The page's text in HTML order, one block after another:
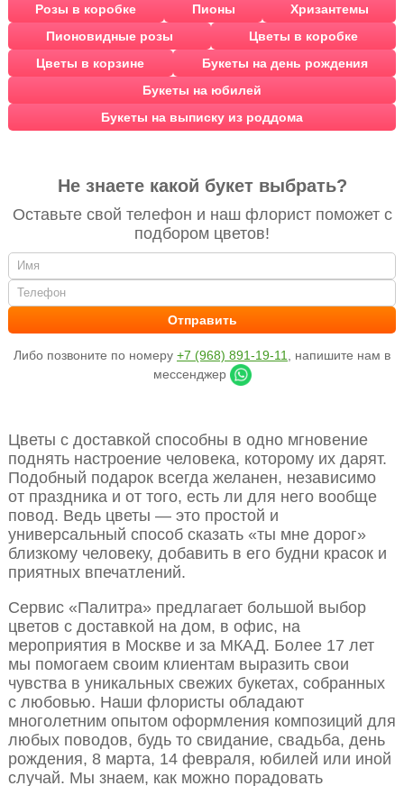
Розы в коробке
Пионы
Хризантемы
Пионовидные розы
Цветы в коробке
Цветы в корзине
Букеты на день рождения
Букеты на юбилей
Букеты на выписку из роддома
Не знаете какой букет выбрать?
Оставьте свой телефон и наш флорист поможет с
подбором цветов!
Либо позвоните по номеру +7 (968) 891-19-11
, напишите нам в
мессенджер
Цветы с доставкой способны в одно мгновение
поднять настроение человека, которому их дарят.
Подобный подарок всегда желанен, независимо
от праздника и от того, есть ли для него вообще
повод. Ведь цветы — это простой и
универсальный способ сказать «ты мне дорог»
близкому человеку, добавить в его будни красок и
приятных впечатлений.
Сервис «Палитра» предлагает большой выбор
цветов с доставкой на дом, в офис, на
мероприятия в Москве и за МКАД. Более 17 лет
мы помогаем своим клиентам выразить свои
чувства в уникальных свежих букетах, собранных
с любовью. Наши флористы обладают
многолетним опытом оформления композиций для
любых поводов, будь то свидание, свадьба, день
рождения, 8 марта, 14 февраля, юбилей или иной
случай. Мы знаем, как можно порадовать